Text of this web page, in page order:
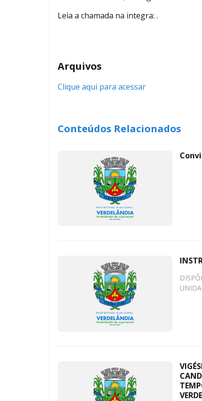
Leia a chamada na integra: .
Arquivos
Clique aqui para acessar
Conteúdos Relacionados